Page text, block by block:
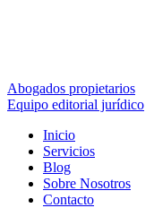
Abogados propietarios
Equipo editorial jurídico
Inicio
Servicios
Blog
Sobre Nosotros
Contacto